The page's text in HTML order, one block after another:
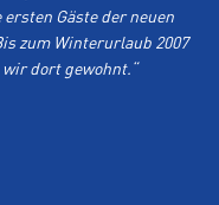
Gäste der neuen
zum Winterurlaub 2007
dort gewohnt.“